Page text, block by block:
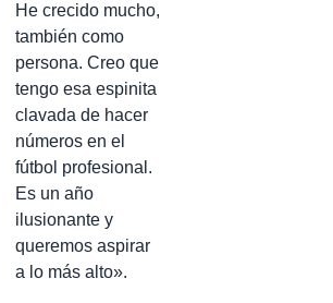
He crecido mucho,
también como
persona. Creo que
tengo esa espinita
clavada de hacer
números en el
fútbol profesional.
Es un año
ilusionante y
queremos aspirar
a lo más alto».